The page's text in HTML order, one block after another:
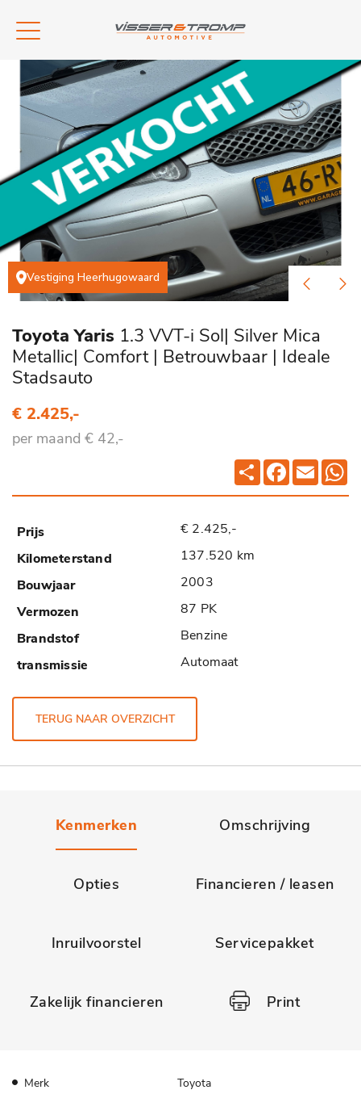
Vestiging Heerhugowaard
Toyota Yaris 1.3 VVT-i Sol| Silver Mica
Metallic| Comfort | Betrouwbaar | Ideale
Stadsauto
€ 2.425,-
per maand € 42,-
Deel Facebook
Email
€ 2.425,-
137.520 km
2003
87 PK
Benzine
Automaat
TERUG NAAR OVERZICHT
Kenmerken Omschrijving
Opties Financieren / leasen
Inruilvoorstel Servicepakket
Zakelijk financieren Print
Merk
Toyota